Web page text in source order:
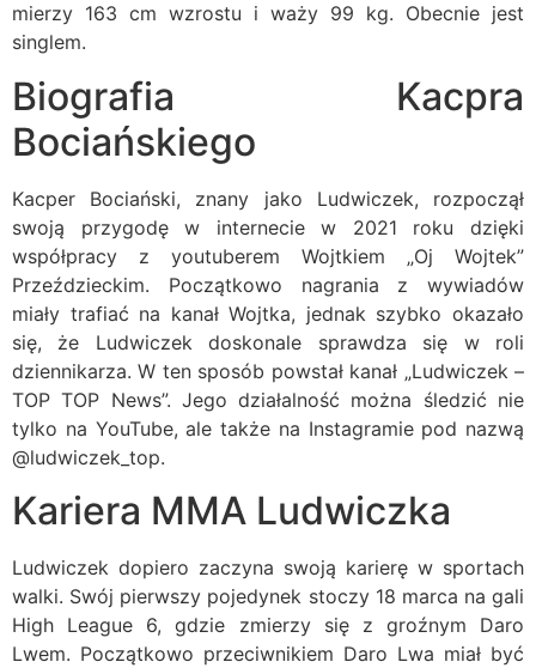
mierzy 163 cm wzrostu i waży 99 kg. Obecnie jest
singlem.
Biografia Kacpra
Bociańskiego
Kacper Bociański, znany jako Ludwiczek, rozpoczął
swoją przygodę w internecie w 2021 roku dzięki
współpracy z youtuberem Wojtkiem „Oj Wojtek”
Przeździeckim. Początkowo nagrania z wywiadów
miały trafiać na kanał Wojtka, jednak szybko okazało
się, że Ludwiczek doskonale sprawdza się w roli
dziennikarza. W ten sposób powstał kanał „Ludwiczek –
TOP TOP News”. Jego działalność można śledzić nie
tylko na YouTube, ale także na Instagramie pod nazwą
@ludwiczek_top.
Kariera MMA Ludwiczka
Ludwiczek dopiero zaczyna swoją karierę w sportach
walki. Swój pierwszy pojedynek stoczy 18 marca na gali
High League 6, gdzie zmierzy się z groźnym Daro
Lwem. Początkowo przeciwnikiem Daro Lwa miał być